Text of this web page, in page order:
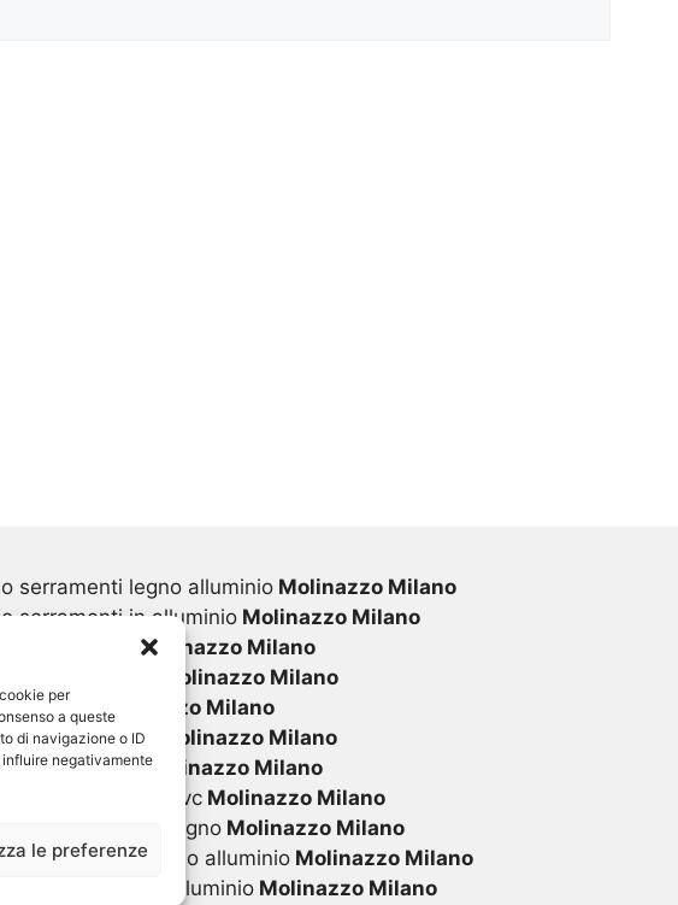
per
a queste
di navigazione o ID
negativamente
le preferenze
serramenti legno alluminio Molinazzo Milano
serramenti in alluminio Molinazzo Milano
finestre pvc
Molinazzo Milano
Molinazzo Milano
infissiMolinazzo Milano
infissi in pvc
Molinazzo Milano
serramentiMolinazzo Milano
serramenti in pvc Molinazzo Milano
serramenti in legno Molinazzo Milano
serramenti legno alluminio Molinazzo Milano
serramenti in alluminio Molinazzo Milano